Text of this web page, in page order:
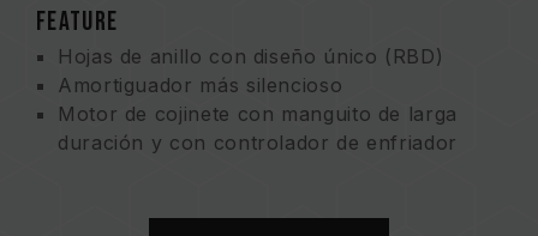
FEATURE
Hojas de anillo con diseño único (RBD)
Amortiguador más silencioso
Motor de cojinete con manguito de larga
duración y con controlador de enfriador